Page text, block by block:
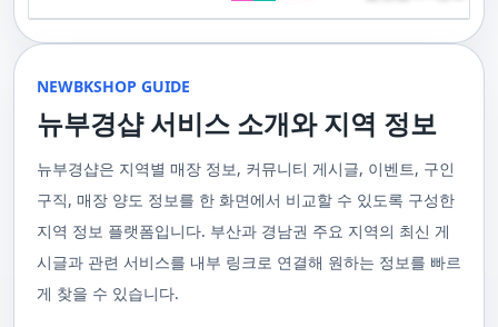
기 위해 부경샵은 계속해서 훌륭한 관리사들을 모집하고 있답니다. 부산 출
장을 원하실 때는 언제든지 후불제로 예약하실 수 있어요, 이점 참고해주세
요. 사전에 예약하시면 더욱 쾌적한 부산 러시아 홈케어 서비스를 경험하실
대한 많은 관심 덕분에, 부경샵은 필요한 요구 사항들을 간단하게 필수적인
것들로 정리했어요. 이 가이드라인을 따라주시면, 서비스 이용 중에 문제가
생기지 않을 거예요. 첫째로, 너무 많은 알코올을 섭취해 만취 상태일 경우에
게 좋아요.서비스 당일에는 부경샵과의 원활한 의사소통이 중요해요, 그래
서 공중전화나 발신 제한으로는 연락이 어려워요. 또한, 자주 예약을 취소하
거나 예약 없이 나타나지 않는 경우, 앞으로 예약하기가 어려워질 수 있으니
가격으로 경험해 보세요.터치 -> 부경샵 홈페이지 터치 -> 더욱 새로워진 뉴
부경샵 홈페이지 터치 -> 부경샵앱 다운로드 - Google Play
원 코스에 대한 궁금증이 있으시다면, 전화를 통한 상담을 추천드립니다.
부산 일본인 홈케어는 대면 서비스의 특성상, 직접 통화를 통한 문의와 예약
시면, 부경샵은 그에 최적화된 서비스를 제공하기 위해 최선을 다할 것입니
다. 언제든지 필요하실 때, 편리한 상담과 지원이 준비되어 있으니 주저하지
마시고 연락 주세요. 부산 일본인 홈케어 이용 방법에 대해서는, 서비스의
핵심은 바로 고객님의 현재 위치에서 직접 찾아가는 것입니다. 이 방식을 통
등, 자신만의 공간에서 편안한 맞춤형 마사지를 받으실 수 있습니다. 최근
한 마사지 서비스를 제공하기 위해 노력하고 있습니다. 부경샵의 주된 목적
은 고객님들이 긴장을 해소하고 새로운 활력을 얻을 수 있는 피난처를 마련
하는 것입니다. 또한, 부경샵 한국과 태국, 일본에서 온 관리사 중 선택이 가
능하며, 다른 곳에서 찾아볼 수 없는 독특한 기술과 마음가짐을 가진 관리사
를 자랑합니다. 이러한 품질은 비교할 수 없는 수준입니다. 서비스의 질을
더욱 높이기 위해, 부경샵은 지속적으로 우수한 일본인 관리사를 모집 중입
정기적으로 받는 마사지입니다.2. 타이 마사지 타이 마사지는 동양의 전통
적인 마사지 방법으로, 신체의 스트레칭과 압력 포인트를 조합하여 신체의
균형을 맞추는 데 중점을 둡니다. 이 마사지는 유연성을 증진시키고 근육의
사지는 신체의 긴장을 풀어주고, 스트레스를 감소시키며, 전반적인 신체 기
서 유래한 마사지 방법으로, 의자에 앉은 상태에서 받을 수 있어 사무실이나
집에서도 쉽게 즐길 수 있습니다. 이 마사지는 특히 허리와 어깨의 피로를 해
소하는 데 효과적이며, 신체의 전반적인 이완을 도와 스트레스 감소에 도움
을 줍니다. 샤이츠 마사지는 짧은 시간에 효과적인 이완을 제공하여, 바쁜 일
상 속에서 짧은 휴식을 필요로 하는 현대인에게 적합합니다.4. 발 마사지 발
마사지는 발과 발목을 중심으로 이루어지는 마사지로, 신체의 균형을 유지
하고 전반적인 피로를 풀어주는 데 중점을 둡니다. 이 마사지는 발의 압력점
을 개선합니다. 발 마사지는 특히 장시간 서 있거나 걷는 일이 많은 사람들에
게 추천되며, 발의 피로 뿐만 아니라 전체적인 신체의 건강과 웰빙에도 긍정
적인 영향을 줍니다.부경샵 앱을 통해 부산 남포동 지역의 고객들은 이러한
울 수 있는 이런 부경샵에서 예약하시는 것을 추천드립니다.때론, 그냥 누워
부산꿀통 디시에서 제공하는 서비스는 여러분에게 새로운 힐링의 기회를 제
사지는 여러분의 체질 개선, 스트레스 해소, 마음의 안정 등 다양한 효능을
가져다줍니다. 이와 같이 부산꿀통 디시의 마사지는 여러분의 건강을 지키
간을 가질 수 있게 해줍니다. 그리고 이런 부산꿀통 디시의 서비스를 편리하
게 예약하고 이용할 수 있게 도와주는 '부경샵' 어플은 부산과 경남 지역에서
최고의 마사지 어플로 추천받고 있습니다. 복잡한 예약 과정 없이, 부담 없이
부산꿀통 디시의 서비스를 이용하려는 분들께 부경샵 어플을 강력히 추천드
립니다.여러분의 건강과 힐링을 위해, 부산꿀통 디시와 부경샵이 함께하며,
모든 고민과 걱정 속에서 여러분을 위로하고 도와드리겠습니다. 부산꿀통
부산꿀통 디시의 건강한 마사지와 쾌적한 분위기 속에서 행복과 건강을 찾
주급
NEWBKSHOP GUIDE
뉴부경샵 서비스 소개와 지역 정보
뉴부경샵은 지역별 매장 정보, 커뮤니티 게시글, 이벤트, 구인
구직, 매장 양도 정보를 한 화면에서 비교할 수 있도록 구성한
지역 정보 플랫폼입니다. 부산과 경남권 주요 지역의 최신 게
시글과 관련 서비스를 내부 링크로 연결해 원하는 정보를 빠르
게 찾을 수 있습니다.